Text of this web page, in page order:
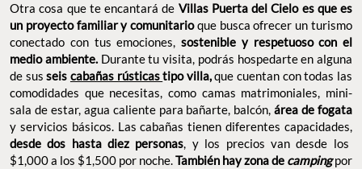
Otra cosa que te encantará de Villas Puerta del Cielo es que es
un proyecto familiar y comunitarioque busca ofrecer un turismo
conectado con tus emociones, sostenible y respetuoso con el
medio ambiente. Durante tu visita, podrás hospedarte en alguna
de susseis cabañas rústicastipo villa,que cuentan con todas las
comodidades que necesitas, como camas matrimoniales, mini-
sala de estar, agua caliente para bañarte, balcón,área de fogata
y servicios básicos. Las cabañas tienen diferentes capacidades,
desde dos hasta diez personas, y los precios van desde los
$1,000 a los $1,500 por noche.También hay zona de camping por